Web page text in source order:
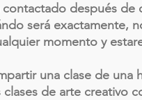
después
será exactamente,
momento y
una clase de una
de arte creativo